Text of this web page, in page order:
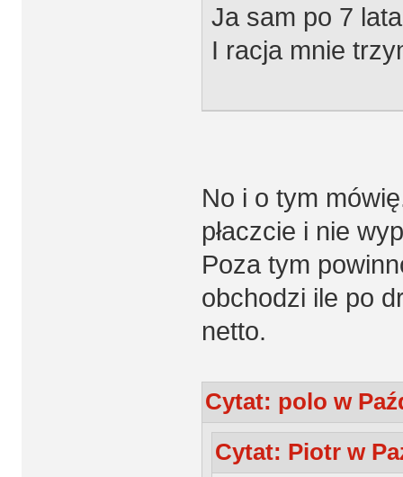
Ja sam po 7
I racja mnie
No i o tym
płaczcie i nie
Poza tym
obchodzi ile po
netto.
Cytat: polo w
Cytat: Piotr w